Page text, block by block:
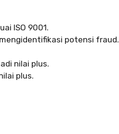
ISO 9001.
potensi fraud.
nilai plus.
plus.